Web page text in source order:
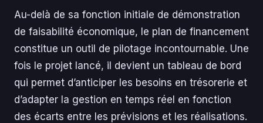
Au-delà de sa fonction initiale de démonstration
de faisabilité économique, le plan de financement
constitue un outil de pilotage incontournable. Une
fois le projet lancé, il devient un tableau de bord
qui permet d’anticiper les besoins en trésorerie et
d’adapter la gestion en temps réel en fonction
des écarts entre les prévisions et les réalisations.